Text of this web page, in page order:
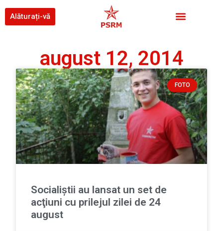
Alăturați-vă
august 12, 2014
FOTO
Socialiştii au lansat un set de
acţiuni cu prilejul zilei de 24
august